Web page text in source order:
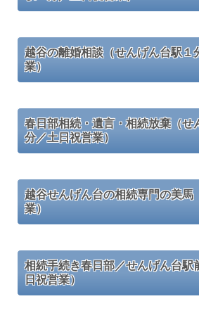
越谷の離婚相談（せんげん台駅１
業）
春日部相続・遺言・相続放棄（せ
分／土日祝営業）
越谷せんげん台の相続専門の美馬
業）
相続手続き春日部／せんげん台駅
日祝営業）